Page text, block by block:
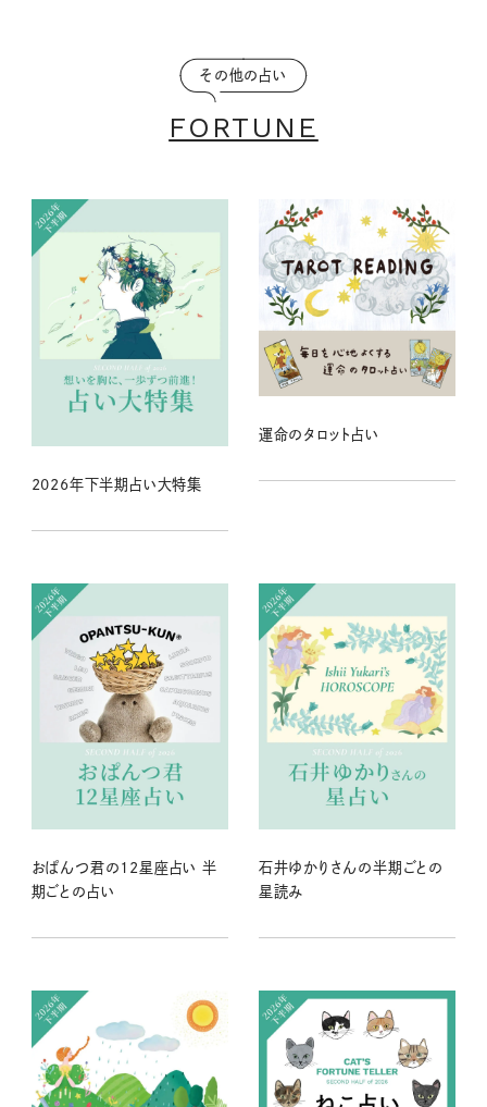
その他の占い
FORTUNE
2026年下半期占い大特集
運命のタロット占い
おぱんつ君の12星座占い 半
期ごとの占い
石井ゆかりさんの半期ごとの
星読み